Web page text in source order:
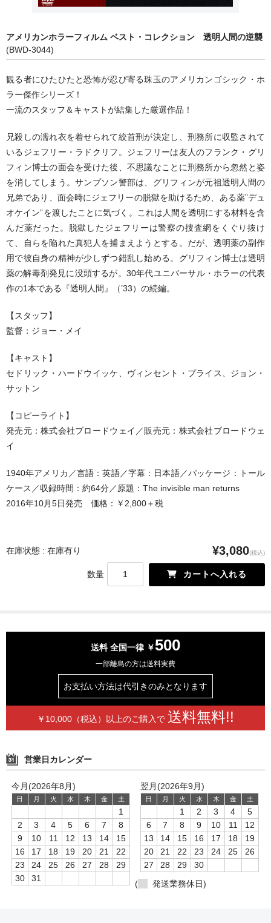
バスターキートン傑作選
フィルム・ノワール ベストセレクション
フラッシュゴードン
ベイジル・ラスボーン版シャーロック・ホームズシリーズ
冒険・海賊映画名作シリーズ
世界の映画傑作シリーズ
世界の推理小説傑作映画
ヨーロッパ作品 ▼
追想のヨーロッパ映画
珠玉のフランス映画名作選
フランス作品
チェコ作品（カレル・ゼマン）
オランダ作品
フィンランド映画
中南米作品
アメリカンホラーフィルム ベスト・コレクション 透明人間の逆襲
(BWD-3044)
観る者にひたひたと恐怖が忍び寄る珠玉のアメリカンゴシック・ホ
ラー傑作シリーズ！
一流のスタッフ＆キャストが結集した厳選作品！
兄殺しの濡れ衣を着せられて絞首刑が決定し、刑務所に収監されて
いるジェフリー・ラドクリフ。ジェフリーは友人のフランク・グリ
フィン博士の面会を受けた後、不思議なことに刑務所から忽然と姿
を消してしまう。サンプソン警部は、グリフィンが元祖透明人間の
兄弟であり、面会時にジェフリーの脱獄を助けるため、ある薬”デュ
オケイン”を渡したことに気づく。これは人間を透明にする材料を含
んだ薬だった。脱獄したジェフリーは警察の捜査網をくぐり抜け
て、自らを陥れた真犯人を捕まえようとする。だが、透明薬の副作
用で彼自身の精神が少しずつ錯乱し始める。グリフィン博士は透明
薬の解毒剤発見に没頭するが。30年代ユニバーサル・ホラーの代表
作の1本である『透明人間』（’33）の続編。
【スタッフ】
監督：ジョー・メイ
【キャスト】
セドリック・ハードウイッケ、ヴィンセント・プライス、ジョン・
サットン
【コピーライト】
発売元：株式会社ブロードウェイ／販売元：株式会社ブロードウェ
イ
1940年アメリカ／言語：英語／字幕：日本語／パッケージ：トール
ケース／収録時間：約64分／原題：The invisible man returns
2016年10月5日発売 価格：￥2,800＋税
在庫状態 : 在庫有り ¥3,080(税込)
数量
送料 全国一律 ￥500
一部離島の方は送料実費
お支払い方法は代引きのみとなります
￥10,000（税込）以上のご購入で 送料無料!!
営業日カレンダー
今月(2026年8月)
日 月 火 水 木 金 土
1
2
3 4 5 6 7
8
9
10 11 12 13 14
15
16
17 18 19 20 21
22
23
24 25 26 27 28
29
30
31
翌月(2026年9月)
日 月 火 水 木 金 土
1 2 3 4
5
6
7 8 9 10 11
12
13
14 15 16 17 18
19
20
21 22 23 24 25
26
27
28 29
30
(
発送業務休日)